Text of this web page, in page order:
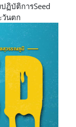
ฏิบัติการSeed
วันตก